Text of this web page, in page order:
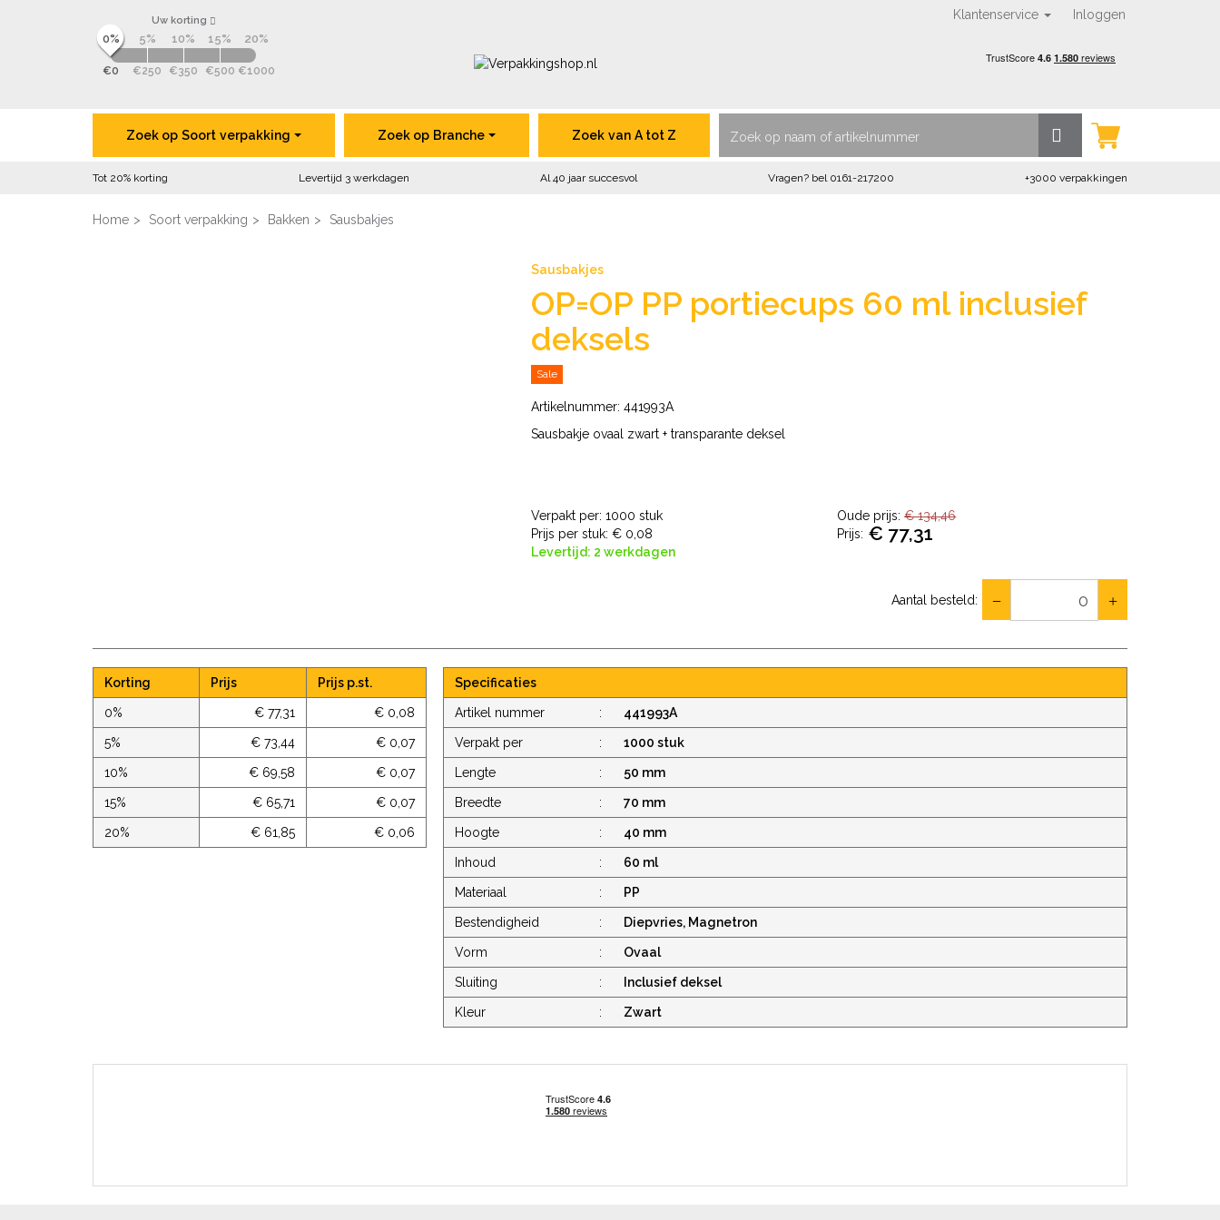
Klantenservice Inloggen
Uw korting
0%
€0
5%
€250
10%
€350
15%
€500
20%
€1000
VerpakkingShop.nl
Zoek op Soort verpakking Zoek op Branche Zoek van A tot Z
Tot 20% korting Levertijd 3 werkdagen Al 40 jaar succesvol Vragen? bel 0161-217200 +3000 verpakkingen
Home Soort verpakking Bakken Sausbakjes
Sausbakjes
OP=OP PP portiecups 60 ml inclusief
deksels
Sale
Artikelnummer: 441993A
Sausbakje ovaal zwart + transparante deksel
Verpakt per: 1000 stuk
Prijs per stuk: € 0,08
Oude prijs:€ 134,46
Prijs: € 77,31
Levertijd: 2 werkdagen
Aantal besteld:
Korting Prijs Prijs p.st.
0% € 77,31 € 0,08
5% € 73,44 € 0,07
10% € 69,58 € 0,07
15% € 65,71 € 0,07
20% € 61,85 € 0,06
Specificaties
Artikel nummer : 441993A
Verpakt per : 1000 stuk
Lengte : 50 mm
Breedte : 70 mm
Hoogte : 40 mm
Inhoud : 60 ml
Materiaal : PP
Bestendigheid : Diepvries, Magnetron
Vorm : Ovaal
Sluiting : Inclusief deksel
Kleur : Zwart